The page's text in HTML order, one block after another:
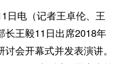
电（记者王卓伦、王
长王毅11日出席2018年
会开幕式并发表演讲。